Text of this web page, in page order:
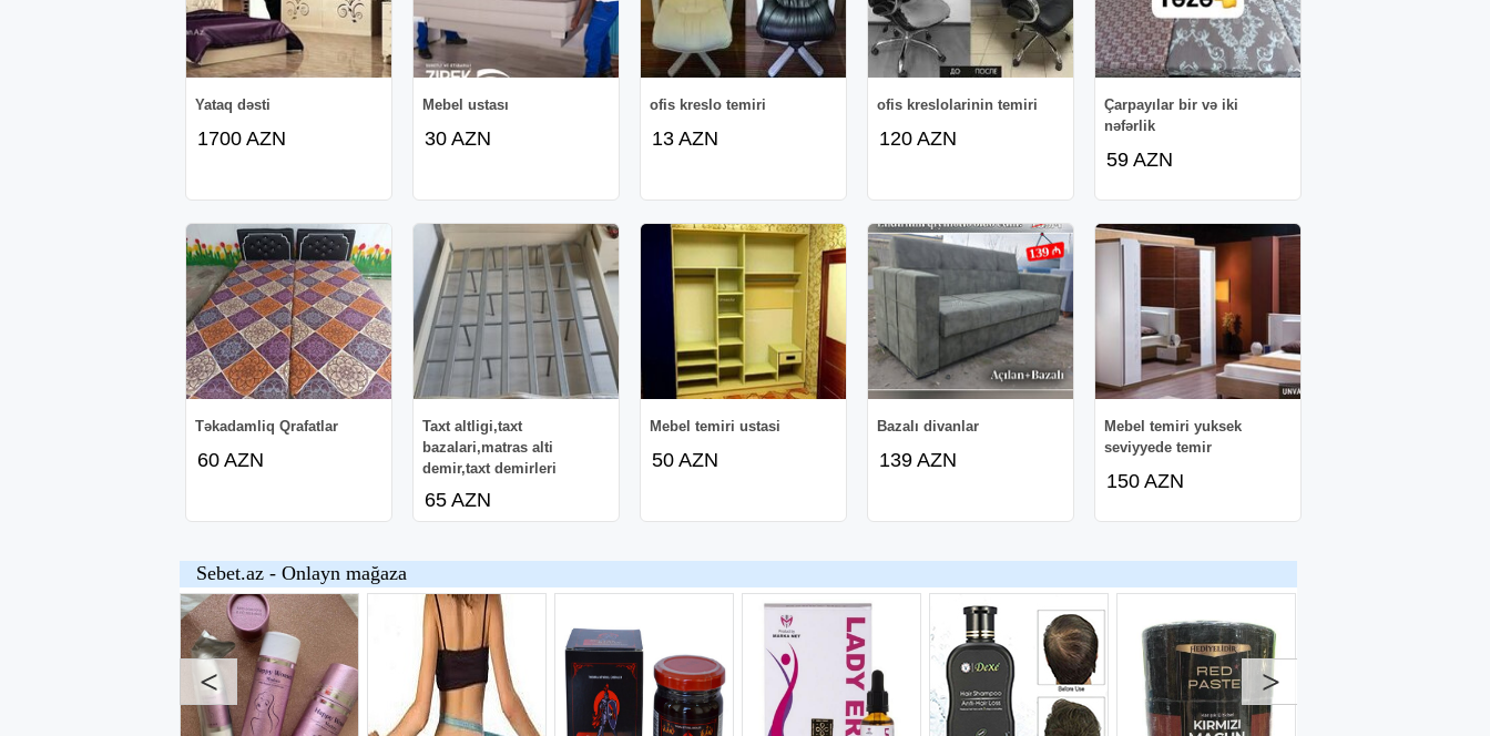
Yataq dəsti
1700 AZN
Mebel ustası
30 AZN
ofis kreslo temiri
13 AZN
ofis kreslolarinin temiri
120 AZN
Çarpayılar bir və iki
nəfərlik
59 AZN
Təkadamliq Qrafatlar
60 AZN
Taxt altligi,taxt
bazalari,matras alti
demir,taxt demirleri
65 AZN
Mebel temiri ustasi
50 AZN
Bazalı divanlar
139 AZN
Mebel temiri yuksek
seviyyede temir
150 AZN